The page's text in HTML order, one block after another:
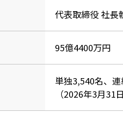
代表取締役 社長
95億4400万円
単独3,540名、
（2026年3月31